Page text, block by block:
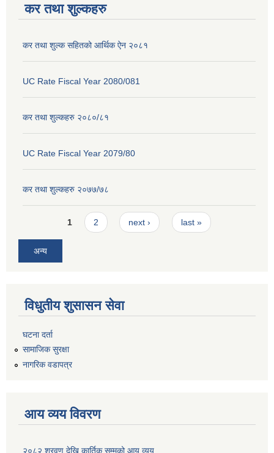
कर तथा शुल्कहरु
कर तथा शुल्क सहितको आर्थिक ऐन २०८१
UC Rate Fiscal Year 2080/081
कर तथा शुल्कहरु २०८०/८१
UC Rate Fiscal Year 2079/80
कर तथा शुल्कहरु २०७७/७८
Pages1 2 next › last »
अन्य
विधुतीय शुसासन सेवा
घटना दर्ता
सामाजिक सुरक्षा
नागरिक वडापत्र
आय व्यय विवरण
२०८२ श्रवण देखि कार्तिक सम्मको आय व्यय